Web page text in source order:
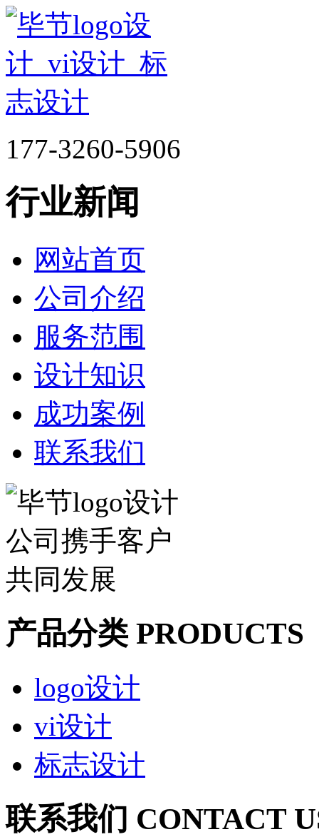
177-3260-5906
行业新闻
网站首页
公司介绍
服务范围
设计知识
成功案例
联系我们
产品分类 PRODUCTS
logo设计
vi设计
标志设计
联系我们 CONTACT